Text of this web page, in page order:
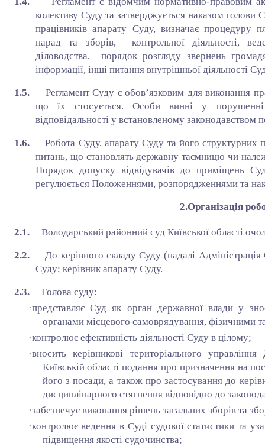
колективу Суду та затверджується наказом голови
працівників апарату Суду, визначає процедуру
нарад та зборів, контрольної діяльності,
діловодства, порядок розгляду звернень
інформації, інші питання внутрішньої діяльності
1.5.Регламент Суду є обов’язковим для виконання
що їх стосується. Особи винні у
відповідальності у встановленому законодавством
1.6.Робота Суду, апарату Суду та його структурних
питань, що становлять державну таємницю чи
Порядок допуску відвідувачів до приміщень
регулюється Положеннями, розпорядженнями та
2.Організація
2.1. Володарський районний суд Київської області
2.2.До керівного складу Суду (надалі
Суду; керівник апарату Суду.
2.3. Голова суду:
·представляє Суд як орган державної влади у
органами місцевого самоврядування, фізичними
·контролює ефективність діяльності Суду в цілому;
·вносить керівникові територіального
Київській області подання про призначення на
його з посади, а також про застосування до
дисциплінарного стягнення відповідно до
·забезпечує виконання рішень загальних зборів та
·контролює ведення в Суді судової статистики та
підвищення якості судочинства;